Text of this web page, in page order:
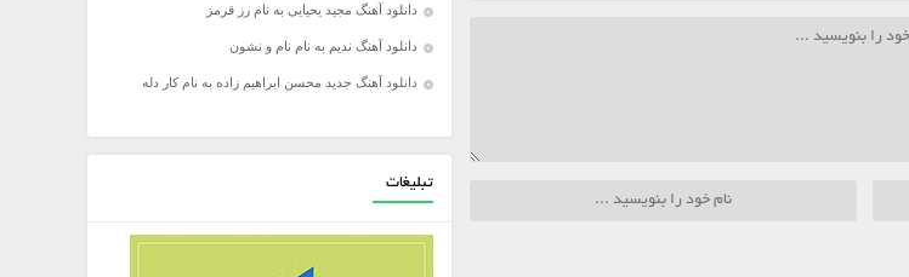
دانلود آهنگ مجید یحیایی به نام رز قرمز
دانلود آهنگ ندیم به نام نام و نشون
دانلود آهنگ جدید محسن ابراهیم زاده به نام کار دله
تبلیغات